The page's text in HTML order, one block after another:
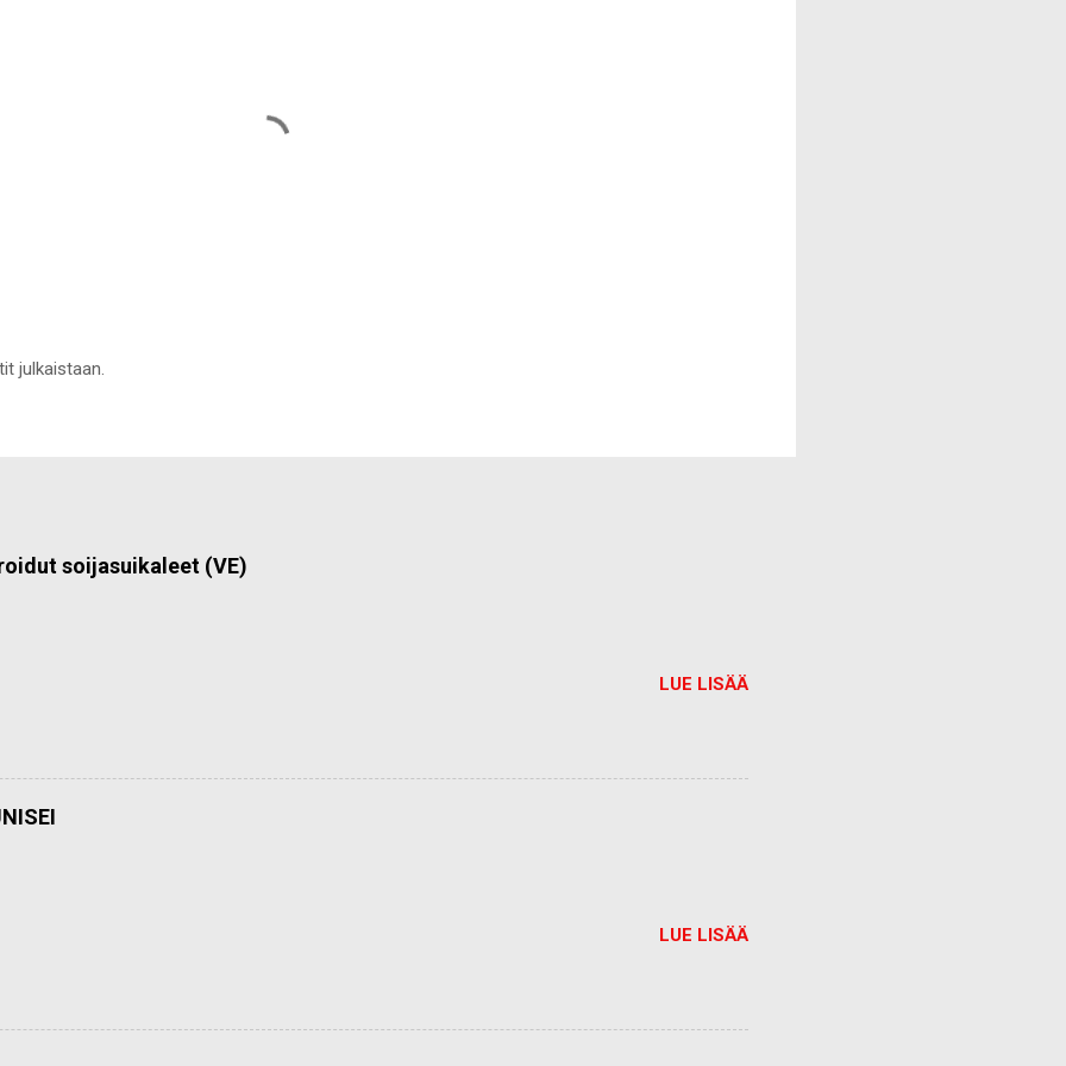
julkaistaan.
soijasuikaleet (VE)
LUE LISÄÄ
LUE LISÄÄ